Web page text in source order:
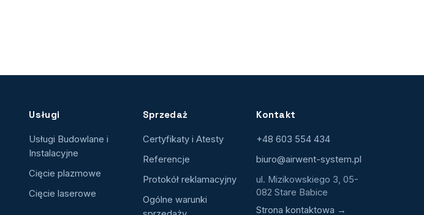
Usługi
Usługi Budowlane i
Instalacyjne
Cięcie plazmowe
Cięcie laserowe
Sprzedaż
Certyfikaty i Atesty
Referencje
Protokół reklamacyjny
Ogólne warunki
Kontakt
+48 603 554 434
biuro@airwent-system.pl
ul. Mizikowskiego 3, 05-
082 Stare Babice
Strona kontaktowa →